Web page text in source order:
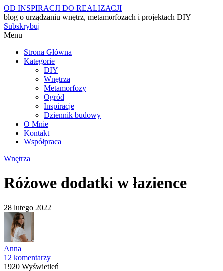
OD INSPIRACJI DO REALIZACJI
blog o urządzaniu wnętrz, metamorfozach i projektach DIY
Subskrybuj
Menu
Strona Główna
Kategorie
DIY
Wnętrza
Metamorfozy
Ogród
Inspiracje
Dziennik budowy
O Mnie
Kontakt
Współpraca
Wnętrza
Różowe dodatki w łazience
28 lutego 2022
Anna
12 komentarzy
1920 Wyświetleń